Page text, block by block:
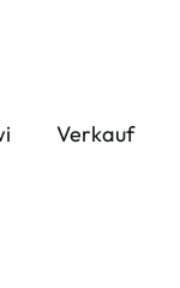
Verkauf